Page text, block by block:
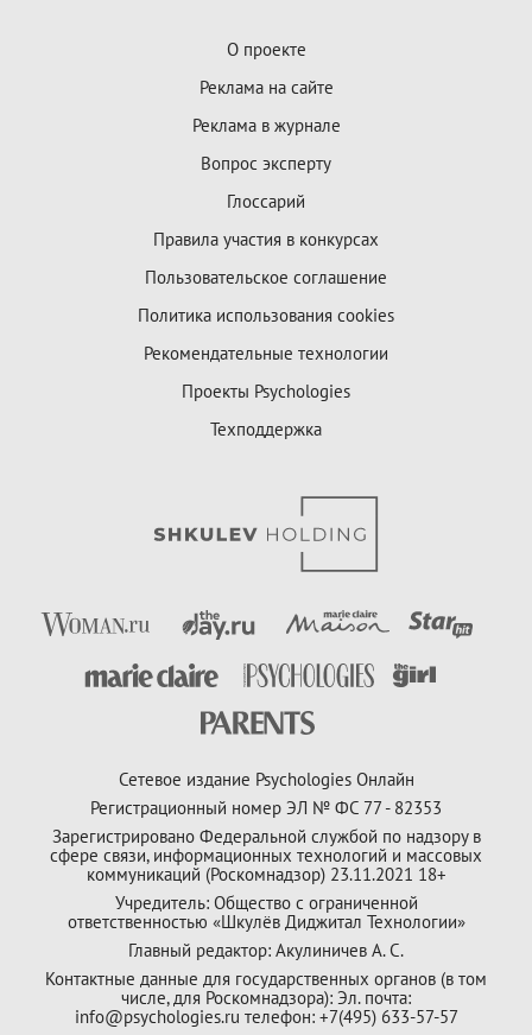
О проекте
Реклама на сайте
Реклама в журнале
Вопрос эксперту
Глоссарий
Правила участия в конкурсах
Пользовательское соглашение
Политика использования cookies
Рекомендательные технологии
Проекты Psychologies
Техподдержка
Сетевое издание Psychologies Онлайн
Регистрационный номер ЭЛ № ФС 77 - 82353
Зарегистрировано Федеральной службой по надзору в
сфере связи, информационных технологий и массовых
коммуникаций (Роскомнадзор) 23.11.2021 18+
Учредитель: Общество с ограниченной
ответственностью «Шкулёв Диджитал Технологии»
Главный редактор: Акулиничев А. С.
Контактные данные для государственных органов (в том
числе, для Роскомнадзора): Эл. почта:
info@psychologies.ru телефон: +7(495) 633-57-57